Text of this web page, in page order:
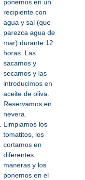
ponemos en un
recipiente con
agua y sal (que
parezca agua de
mar) durante 12
horas. Las
sacamos y
secamos y las
introducimos en
aceite de oliva.
Reservamos en
nevera.
Limpiamos los
tomatitos, los
cortamos en
diferentes
maneras y los
ponemos en el